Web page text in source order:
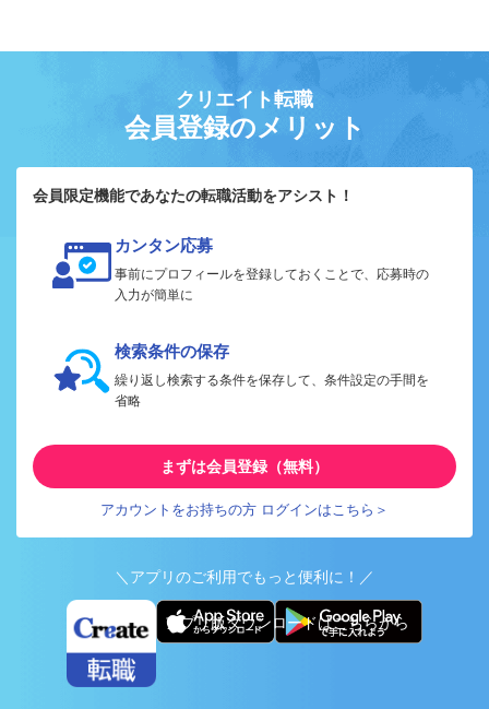
クリエイト転職
会員登録のメリット
会員限定機能であなたの転職活動をアシスト！
カンタン応募
事前にプロフィールを登録しておくことで、応募時の
入力が簡単に
検索条件の保存
繰り返し検索する条件を保存して、条件設定の手間を
省略
まずは会員登録（無料）
アカウントをお持ちの方 ログインはこちら＞
＼アプリのご利用でもっと便利に！／
アプリ版ダウンロードはこちらから